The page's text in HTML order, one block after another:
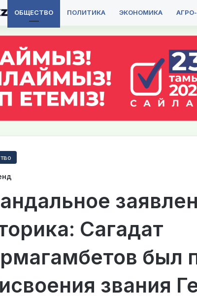
ОБЩЕСТВО ПОЛИТИКА ЭКОНОМИКА
Сагадат
был
звания